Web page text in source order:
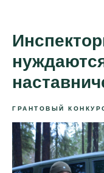
ГРАНТОВЫЙ